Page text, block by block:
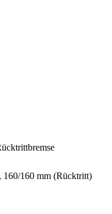
160 mm (Rücktritt)